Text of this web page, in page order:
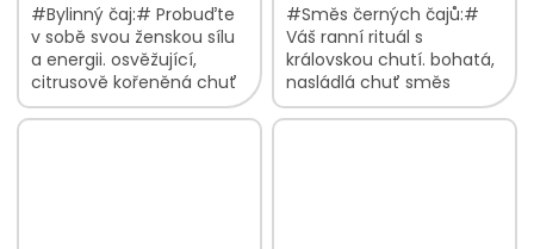
#Bylinný čaj:# Probuďte
v sobě svou ženskou sílu
a energii. osvěžující,
citrusově kořeněná chuť
se sladkými tóny jablka
vyvážená směs bylinek a
#Směs černých čajů:#
Váš ranní rituál s
královskou chutí. bohatá,
nasládlá chuť směs
černých čajů s okvětními
lístky chrpy a měsíčku